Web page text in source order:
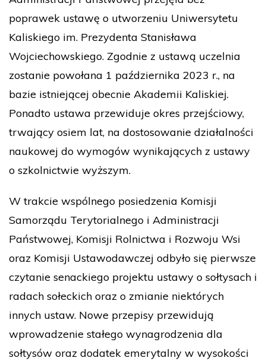
poprawek ustawę o utworzeniu Uniwersytetu
Kaliskiego im. Prezydenta Stanisława
Wojciechowskiego. Zgodnie z ustawą uczelnia
zostanie powołana 1 października 2023 r., na
bazie istniejącej obecnie Akademii Kaliskiej.
Ponadto ustawa przewiduje okres przejściowy,
trwający osiem lat, na dostosowanie działalności
naukowej do wymogów wynikających z ustawy
o szkolnictwie wyższym.
W trakcie wspólnego posiedzenia Komisji
Samorządu Terytorialnego i Administracji
Państwowej, Komisji Rolnictwa i Rozwoju Wsi
oraz Komisji Ustawodawczej odbyło się pierwsze
czytanie senackiego projektu ustawy o sołtysach i
radach sołeckich oraz o zmianie niektórych
innych ustaw. Nowe przepisy przewidują
wprowadzenie stałego wynagrodzenia dla
sołtysów oraz dodatek emerytalny w wysokości